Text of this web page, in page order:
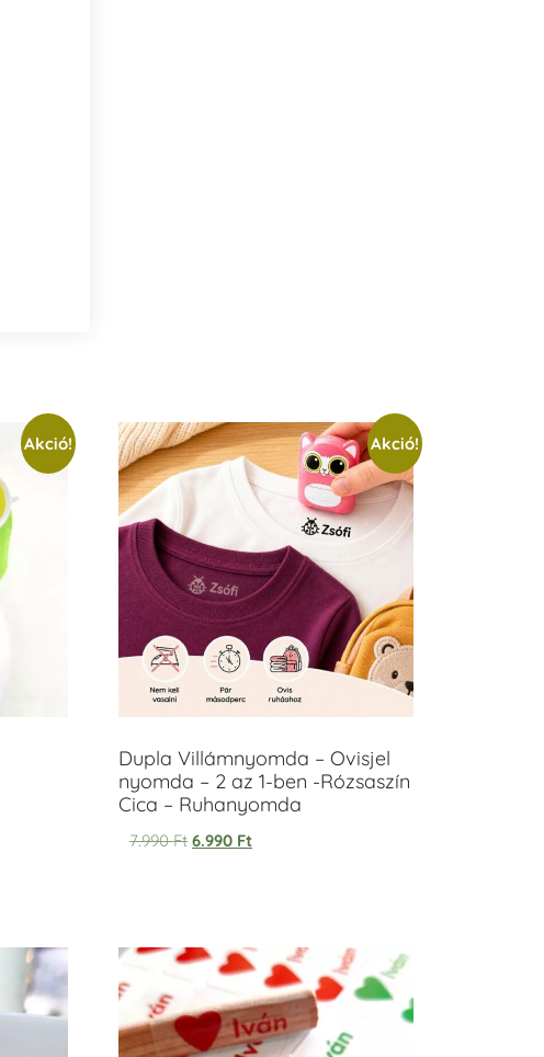
Akció! Akció!
Dupla Villámnyomda – Ovisjel
nyomda – 2 az 1-ben -Rózsaszín
Cica – Ruhanyomda
7.990Ft 6.990 Ft